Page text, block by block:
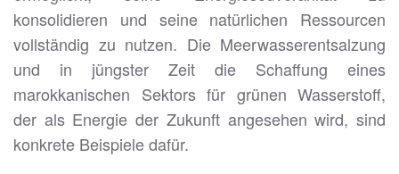
konsolidieren und seine natürlichen Ressourcen
vollständig zu nutzen. Die Meerwasserentsalzung
und in jüngster Zeit die Schaffung eines
marokkanischen Sektors für grünen Wasserstoff,
der als Energie der Zukunft angesehen wird, sind
konkrete Beispiele dafür.